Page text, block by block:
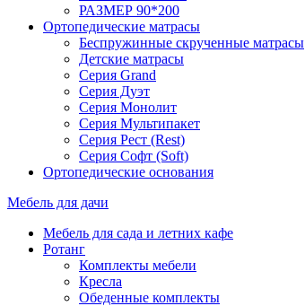
РАЗМЕР 90*200
Ортопедические матрасы
Беспружинные скрученные матрасы
Детские матрасы
Серия Grand
Серия Дуэт
Серия Монолит
Серия Мультипакет
Серия Рест (Rest)
Серия Софт (Soft)
Ортопедические основания
Мебель для дачи
Мебель для сада и летних кафе
Ротанг
Комплекты мебели
Кресла
Обеденные комплекты